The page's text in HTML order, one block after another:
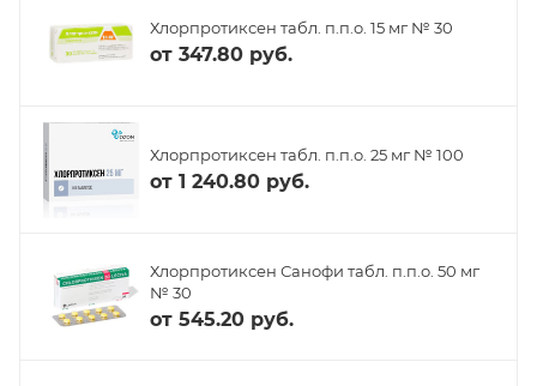
Хлорпротиксен табл. п.п.о. 15 мг № 30
от 347.80 руб.
Хлорпротиксен табл. п.п.о. 25 мг № 100
от 1 240.80 руб.
Хлорпротиксен Санофи табл. п.п.о. 50 мг
№ 30
от 545.20 руб.